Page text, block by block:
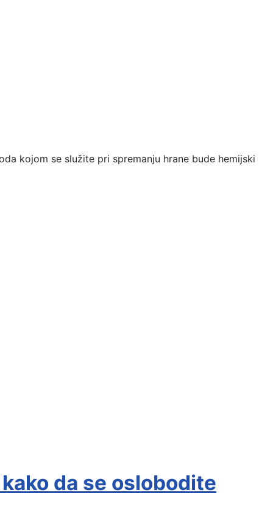
kojom se služite pri spremanju hrane bude hemijski
da se oslobodite